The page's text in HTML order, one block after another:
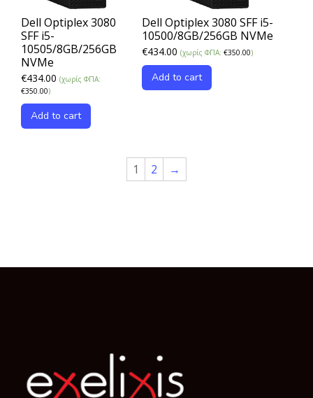
Dell Optiplex 3080
SFF i5-
10505/8GB/256GB
NVMe
€434.00 (χωρίς ΦΠΑ:
€350.00)
Add to cart
Dell Optiplex 3080 SFF i5-
10500/8GB/256GB NVMe
€434.00 (χωρίς ΦΠΑ: €350.00)
Add to cart
1 2 →